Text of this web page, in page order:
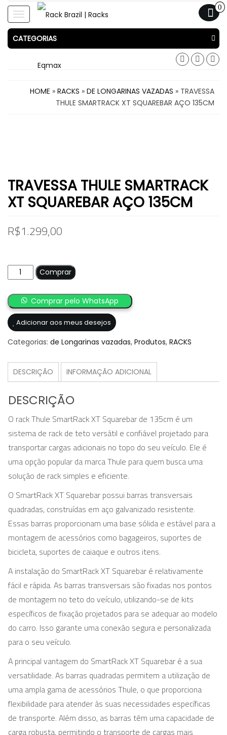
Toggle
navigation
0
CATEGORIAS
HOME » RACKS » DE LONGARINAS VAZADAS » TRAVESSA
THULE SMARTRACK XT SQUAREBAR AÇO 135CM
TRAVESSA THULE SMARTRACK
XT SQUAREBAR AÇO 135CM
R$1.299,00
Travessa
Thule
SmartRack
XT
Squarebar
Aço
135cm
Comprar
Comprar pelo WhatsApp
Adicionar aos meus desejos
Categorias: de Longarinas vazadas, Produtos, RACKS
DESCRIÇÃO INFORMAÇÃO ADICIONAL
DESCRIÇÃO
O rack Thule SmartRack XT Squarebar de 135cm é um
sistema de rack de teto versátil e confiável projetado para
transportar cargas adicionais no topo do seu veículo. Ele é
uma opção popular da marca Thule para quem busca uma
solução de rack simples e eficiente.
O SmartRack XT Squarebar possui barras transversais
quadradas, construídas em aço galvanizado resistente.
Essas barras proporcionam uma base sólida e estável para a
montagem de acessórios como bagageiros, suportes de
bicicleta, suportes de caiaque e outros itens.
A instalação do SmartRack XT Squarebar é relativamente
fácil e rápida. As barras transversais são fixadas nos pontos
de montagem no teto do veículo, utilizando-se de kits
específicos de fixação projetados para se adequar ao modelo
do carro. Isso garante uma conexão segura e personalizada
para o seu veículo.
A principal vantagem do SmartRack XT Squarebar é a sua
versatilidade. As barras quadradas permitem a utilização de
uma ampla gama de acessórios Thule, o que proporciona
flexibilidade para atender às suas necessidades específicas
de transporte. Além disso, as barras têm uma capacidade de
carga robusta, permitindo o transporte de cargas mais